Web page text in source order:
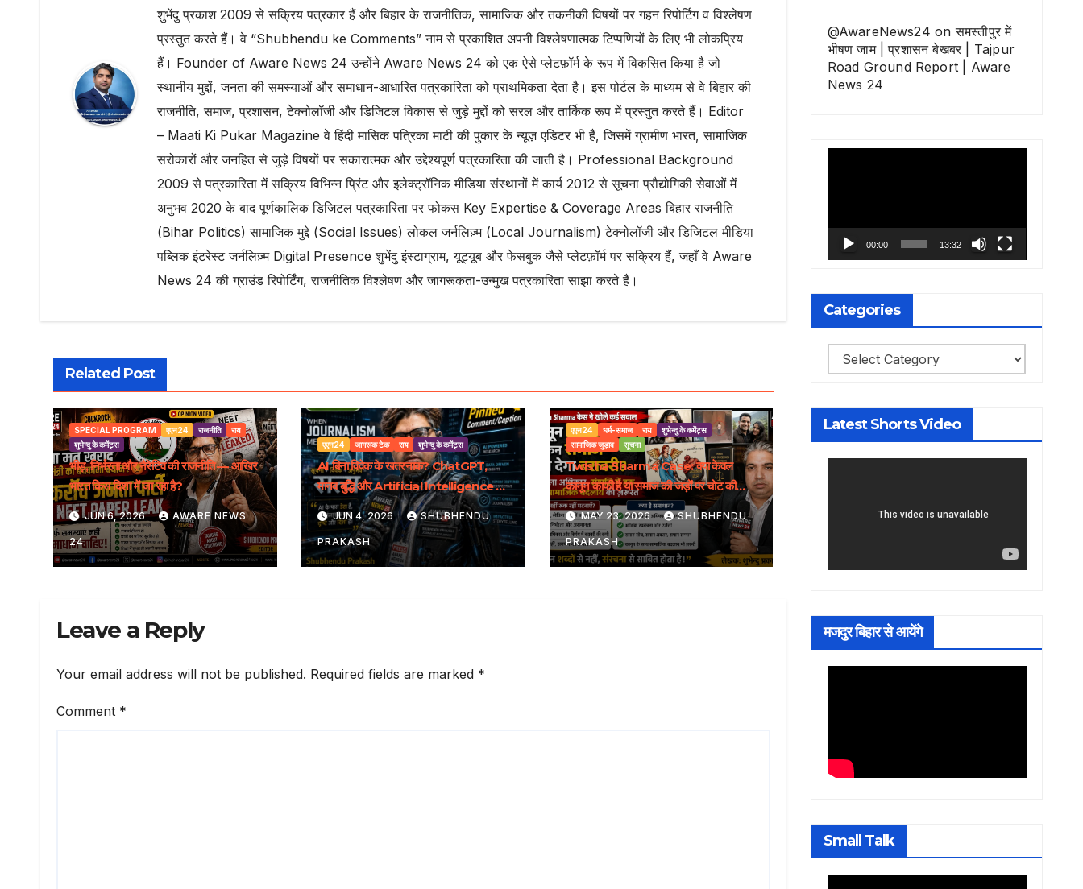
शुभेंदु प्रकाश 2009 से सक्रिय पत्रकार हैं और बिहार के राजनीतिक, सामाजिक और तकनीकी विषयों पर गहन रिपोर्टिंग व विश्लेषण
प्रस्तुत करते हैं। वे “Shubhendu ke Comments” नाम से प्रकाशित अपनी विश्लेषणात्मक टिप्पणियों के लिए भी लोकप्रिय
हैं। Founder of Aware News 24 उन्होंने Aware News 24 को एक ऐसे प्लेटफ़ॉर्म के रूप में विकसित किया है जो
स्थानीय मुद्दों, जनता की समस्याओं और समाधान-आधारित पत्रकारिता को प्राथमिकता देता है। इस पोर्टल के माध्यम से वे बिहार की
राजनीति, समाज, प्रशासन, टेक्नोलॉजी और डिजिटल विकास से जुड़े मुद्दों को सरल और तार्किक रूप में प्रस्तुत करते हैं। Editor
– Maati Ki Pukar Magazine वे हिंदी मासिक पत्रिका माटी की पुकार के न्यूज़ एडिटर भी हैं, जिसमें ग्रामीण भारत, सामाजिक
सरोकारों और जनहित से जुड़े विषयों पर सकारात्मक और उद्देश्यपूर्ण पत्रकारिता की जाती है। Professional Background
2009 से पत्रकारिता में सक्रिय विभिन्न प्रिंट और इलेक्ट्रॉनिक मीडिया संस्थानों में कार्य 2012 से सूचना प्रौद्योगिकी सेवाओं में
अनुभव 2020 के बाद पूर्णकालिक डिजिटल पत्रकारिता पर फोकस Key Expertise & Coverage Areas बिहार राजनीति
(Bihar Politics) सामाजिक मुद्दे (Social Issues) लोकल जर्नलिज़्म (Local Journalism) टेक्नोलॉजी और डिजिटल मीडिया
पब्लिक इंटरेस्ट जर्नलिज़्म Digital Presence शुभेंदु इंस्टाग्राम, यूट्यूब और फेसबुक जैसे प्लेटफ़ॉर्म पर सक्रिय हैं, जहाँ वे Aware
News 24 की ग्राउंड रिपोर्टिंग, राजनीतिक विश्लेषण और जागरूकता-उन्मुख पत्रकारिता साझा करते हैं।
Related Post
SPECIAL PROGRAM एएन24 राजनीति
राय
शुभेन्दु के कमेंट्स
भीड़, निर्भरता और नैरेटिव की राजनीति — आखिर
भारत किस दिशा में जा रहा है?
JUN 6, 2026 AWARE NEWS
24
एएन24 जागरूक टेक राय शुभेन्दु के कमेंट्स
AI बिना विवेक के खतरनाक? ChatGPT,
मानव बुद्धि और Artificial Intelligence का
पूरा सच
JUN 4, 2026 SHUBHENDU
PRAKASH
एएन24 धर्म-समाज राय
शुभेन्दु के कमेंट्स
सामाजिक जुड़ाव
सूचना
Twisha Sharma Case: क्या केवल
कानून काफी है या समाज की जड़ों पर चोट की
जरूरत है?
MAY 23, 2026 SHUBHENDU
PRAKASH
Leave a Reply
Your email address will not be published. Required fields are marked *
Comment *
@AwareNews24 onसमस्तीपुर में
भीषण जाम | प्रशासन बेखबर | Tajpur
Road Ground Report | Aware
News 24
00:00 13:32
Categories
Categories
Latest Shorts Video
मजदुर बिहार से आयेंगे
Small Talk